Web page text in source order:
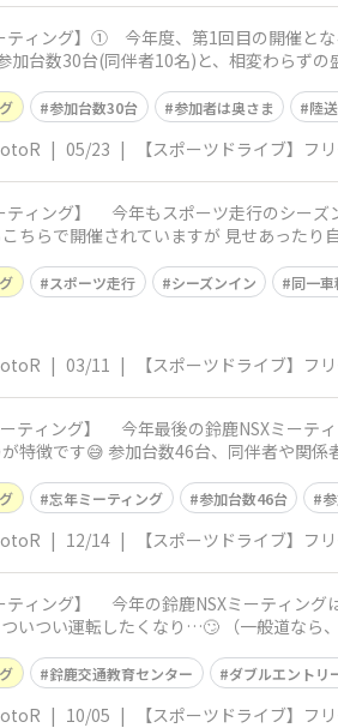
ティング】① 今年度、第1回目の開催と
加台数30台(同伴者10名)と、相変わらず
参加台数30台 参加者は奥さま 陸
| 05/23 | 【スポーツドライブ】フ
36台50名と、相変わらずの盛況ぶり😀 同一車種
開催されていますが 見せあったり自慢し合うのとは
スポーツ走行 シーズンイン 同一車
| 03/11 | 【スポーツドライブ】フ
ーティング、と言われるだけあって 走らないオーナ
特徴です😅 参加台数46台、同伴者や関
忘年ミーティング 参加台数46台
| 12/14 | 【スポーツドライブ】フ
が、5,9月は奥さまが参加者の予定でしたが 他
いつい運転したくなり…🙄 （一般道なら
鈴鹿交通教育センター ダブルエントリ
| 10/05 | 【スポーツドライブ】フ